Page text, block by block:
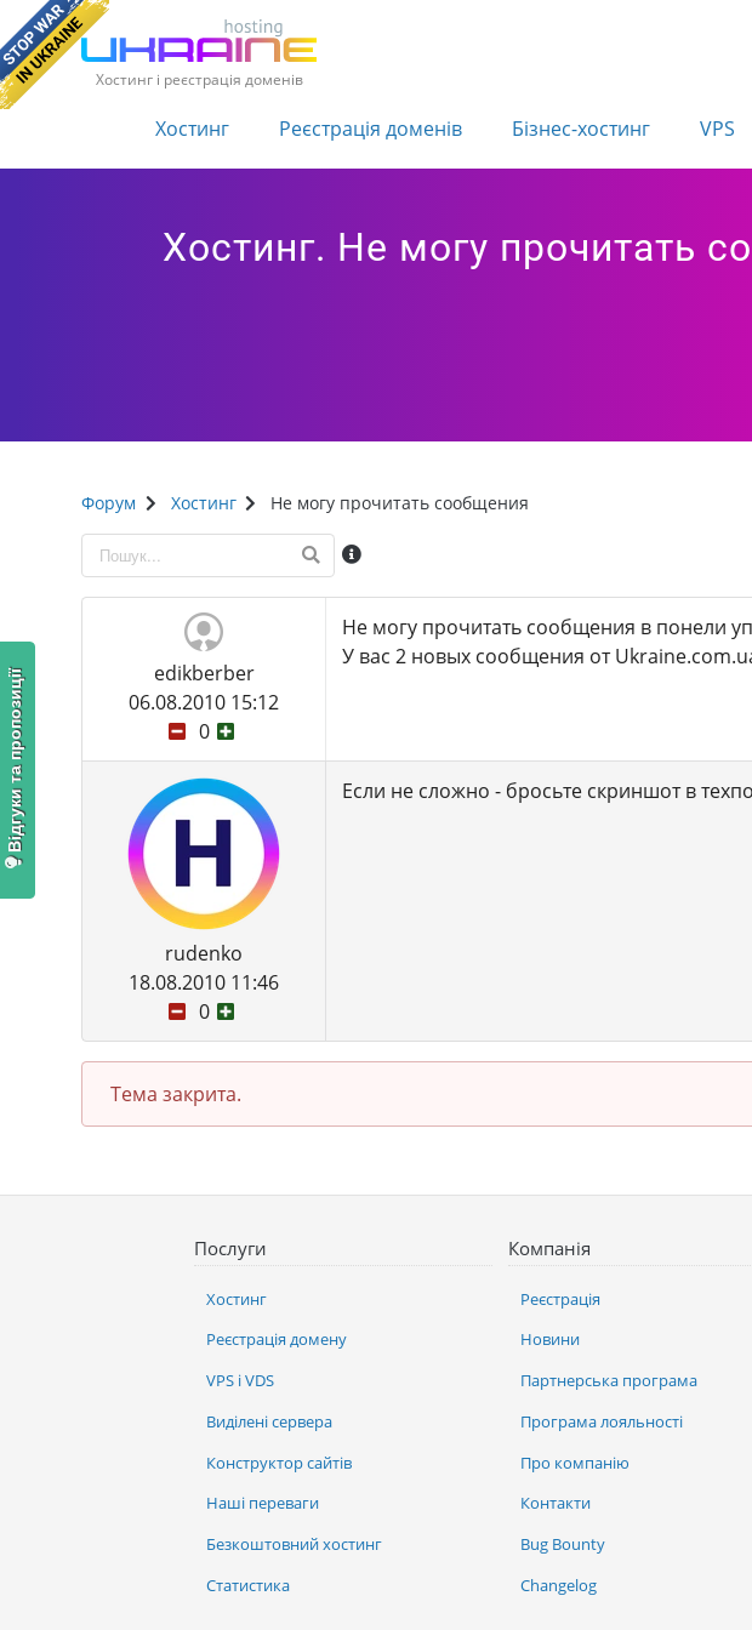
Хостинг і реєстрація доменів
Хостинг Реєстрація доменів Бізнес-хостинг VPS
Хостинг. Не могу прочитать
Форум Хостинг Не могу прочитать сообщения
edikberber
06.08.2010 15:12
0
Не могу прочитать сообщения в понели
У вас 2 новых сообщения от
rudenko
18.08.2010 11:46
0
Если не сложно - бросьте скриншот в
Тема закрита.
Послуги
Хостинг
Реєстрація домену
VPS і VDS
Виділені сервера
Конструктор сайтів
Наші переваги
Безкоштовний хостинг
Статистика
Компанія
Реєстрація
Новини
Партнерська програма
Програма лояльності
Про компанію
Контакти
Bug Bounty
Changelog
Відгуки та пропозиції